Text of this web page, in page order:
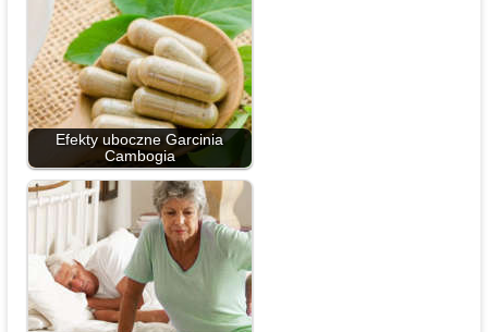
Efekty uboczne Garcinia
Cambogia